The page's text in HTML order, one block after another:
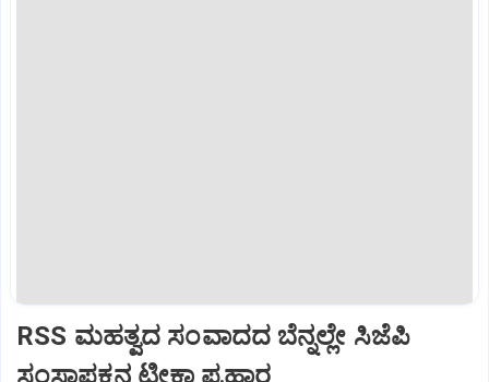
RSS ಮಹತ್ವದ ಸಂವಾದದ ಬೆನ್ನಲ್ಲೇ ಸಿಜೆಪಿ
ಸಂಸ್ಥಾಪಕನ ಟೀಕಾ ಪ್ರಹಾರ